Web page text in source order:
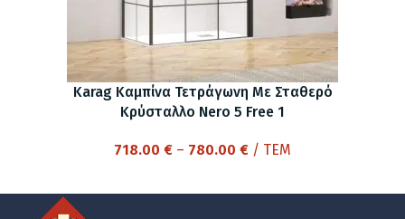
Karag Καμπίνα Τετράγωνη Με Σταθερό
Κρύσταλλο Nero 5 Free 1
718.00 € – 780.00 €Price
/ ΤΕΜ